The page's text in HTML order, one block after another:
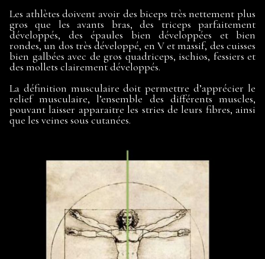
Les athlètes doivent avoir des biceps très nettement plus
gros que les avants bras, des triceps parfaitement
développés, des épaules bien développées et bien
rondes, un dos très développé, en V et massif, des cuisses
bien galbées avec de gros quadriceps, ischios, fessiers et
des mollets clairement développés.
La définition musculaire doit permettre d’apprécier le
relief musculaire, l’ensemble des différents muscles,
pouvant laisser apparaitre les stries de leurs fibres, ainsi
que les veines sous cutanées.